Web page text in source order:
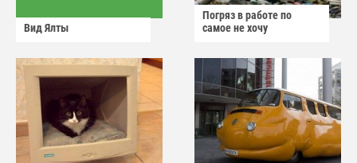
Вид Ялты
Погряз в работе по
самое не хочу